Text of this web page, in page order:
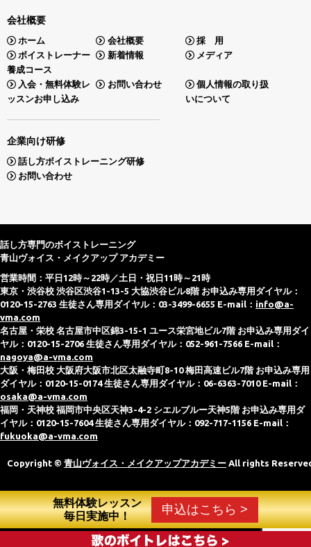
無料体験レッスン
毎日実施中！
申込はこちら >
会社概要
ホーム 会社概要
採 用
ボイストレーナー
養成コース
新着情報 メディア
入会・無料体験レ
ッスンお申し込み
お問い合わせ
個人情報の取り扱
いについて
企業向け研修
話し方ボイストレーニング研修
お問い合わせ
話し方専門のボイストレーニング
青山ヴォイス・メイクアップ アカデミー
営業時間：平日12時～22時／土日・祝日11時～21時
東京・渋谷校 渋谷区渋谷1-13-5 大協渋谷ビル8階 お申込み専用ダイヤル：
0120-15-2763 生徒さん専用ダイヤル：03-3499-6655 E-mail： info@a-
vma.com
名古屋・栄校 名古屋市中区錦3-15-1 ユース栄宮地ビル7階 お申込み専用ダイ
ヤル：0120-15-2706 生徒さん専用ダイヤル：052-961-7566 E-mail：
nagoya@a-vma.com
大阪・梅田校 大阪府大阪市北区太融寺町8-10 梅田高速ビル7階 お申込み専用
ダイヤル：0120-15-0174 生徒さん専用ダイヤル：06-6363-7010 E-mail：
osaka@a-vma.com
福岡・天神校 福岡市中央区天神3-4-2 シエルブルー天神5階 お申込み専用ダ
イヤル：0120-15-7604 生徒さん専用ダイヤル：092-717-1156 E-mail：
fukuoka@a-vma.com
Copyright © 青山ヴォイス・メイクアップアカデミー All rights